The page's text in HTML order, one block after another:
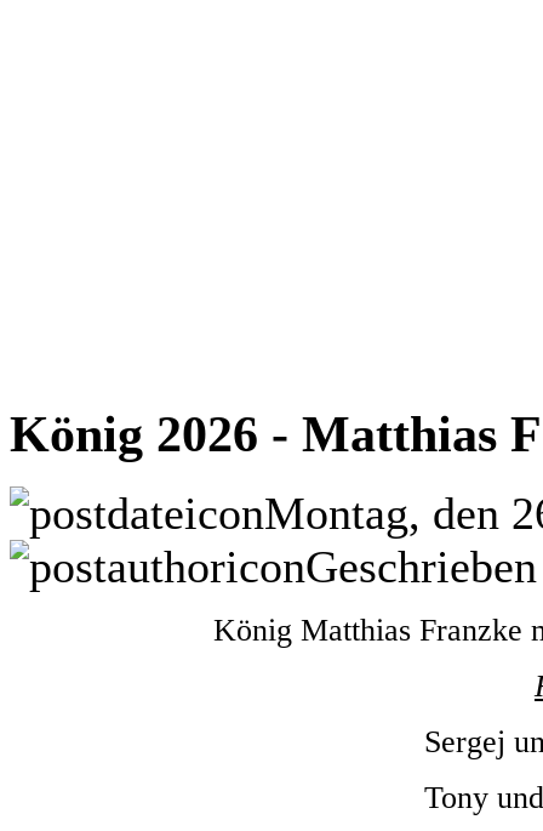
König 2026 - Matthias
Montag, den
König Matthias Franzke
Sergej
Tony